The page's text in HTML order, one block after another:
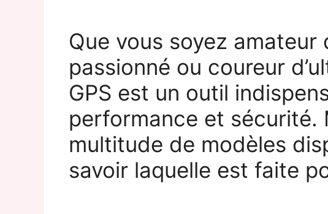
Que vous soyez
passionné ou coureur
GPS est un outil
performance et sécurité.
multitude de modèles
savoir laquelle est faite